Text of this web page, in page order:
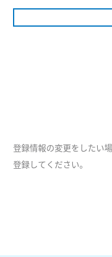
登録情報の変更をしたい
登録してください。